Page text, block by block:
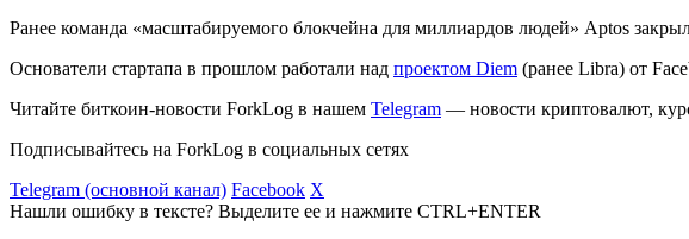
Ранее команда «масштабируемого блокчейна для миллиардов людей» Aptos
Основатели стартапа в прошлом работали над проектом Diem (ранее Libra) от
Читайте биткоин-новости ForkLog в нашем Telegram — новости криптовалют,
Подписывайтесь на ForkLog в социальных сетях
Telegram (основной канал) Facebook X
Нашли ошибку в тексте? Выделите ее и нажмите CTRL+ENTER